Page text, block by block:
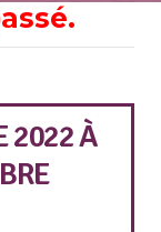
2022À